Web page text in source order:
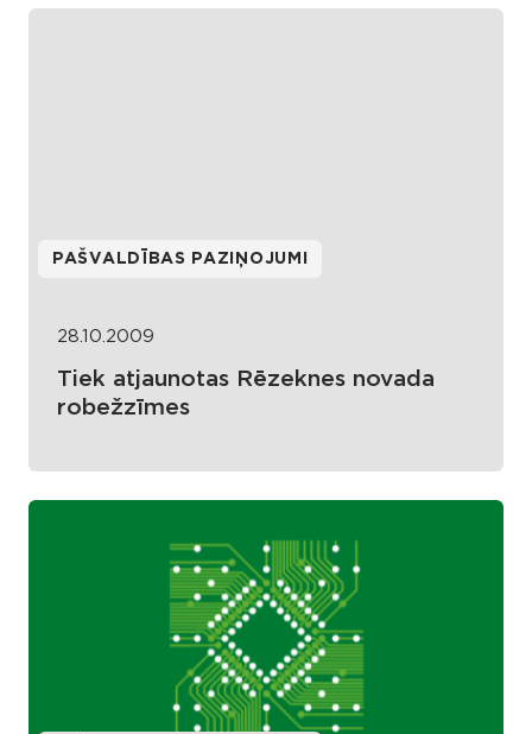
PAŠVALDĪBAS PAZIŅOJUMI
28.10.2009
Tiek atjaunotas Rēzeknes novada
robežzīmes